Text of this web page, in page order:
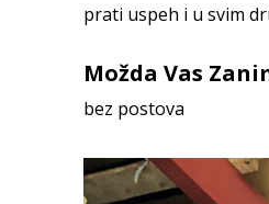
prati uspeh i u svim
Možda Vas
bez postova